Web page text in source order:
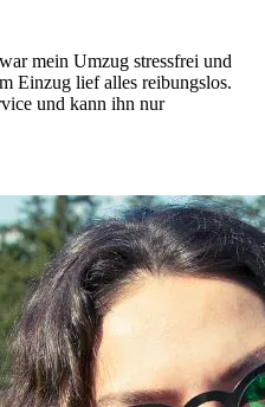
mein Umzug stressfrei und
Einzug lief alles reibungslos.
und kann ihn nur